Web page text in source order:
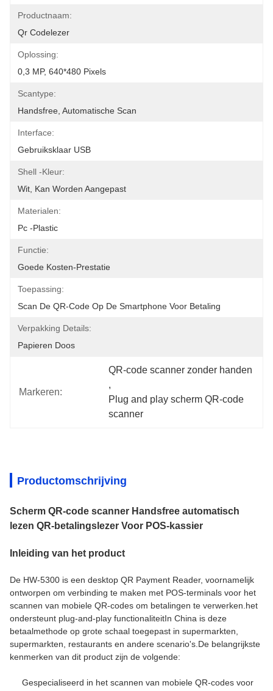
Productnaam:
Qr Codelezer
Oplossing:
0,3 MP, 640*480 Pixels
Scantype:
Handsfree, Automatische Scan
Interface:
Gebruiksklaar USB
Shell -kleur:
Wit, Kan Worden Aangepast
Materialen:
Pc -plastic
Functie:
Goede Kosten-Prestatie
Toepassing:
Scan De QR-Code Op De Smartphone Voor Betaling
Verpakking Details:
Papieren Doos
Markeren:
QR-code scanner zonder handen
,
Plug and play scherm QR-code
scanner
Productomschrijving
Scherm QR-code scanner Handsfree automatisch
lezen QR-betalingslezer Voor POS-kassier
Inleiding van het product
De HW-5300 is een desktop QR Payment Reader, voornamelijk
ontworpen om verbinding te maken met POS-terminals voor het
scannen van mobiele QR-codes om betalingen te verwerken.het
ondersteunt plug-and-play functionaliteitIn China is deze
betaalmethode op grote schaal toegepast in supermarkten,
supermarkten, restaurants en andere scenario's. De belangrijkste
kenmerken van dit product zijn de volgende:
Gespecialiseerd in het scannen van mobiele QR-codes voor